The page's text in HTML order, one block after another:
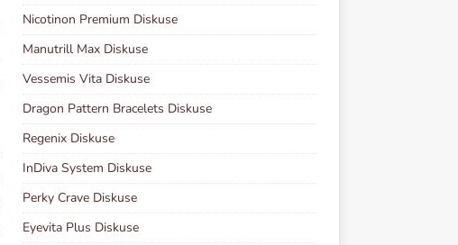
Nicotinon Premium Diskuse
Manutrill Max Diskuse
Vessemis Vita Diskuse
Dragon Pattern Bracelets Diskuse
Regenix Diskuse
InDiva System Diskuse
Perky Crave Diskuse
Eyevita Plus Diskuse